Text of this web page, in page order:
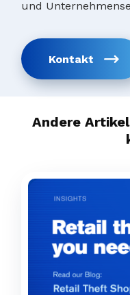
und
Kontakt
Andere